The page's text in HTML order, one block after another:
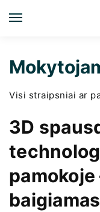
Visi straipsniai ar
3D
pamokoje